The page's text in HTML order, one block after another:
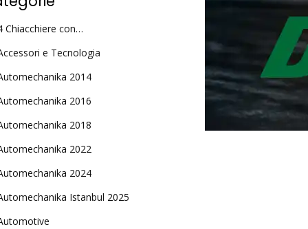
Chiacchiere con…
e Tecnologia
2014
2016
2018
2022
2024
Istanbul 2025